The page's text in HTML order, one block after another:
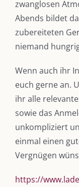
zwanglosen
Abends bildet
zubereiteten
niemand
Wenn auch ihr
euch gerne an.
ihr alle
sowie das
unkompliziert
einmal einen
Vergnügen
https://